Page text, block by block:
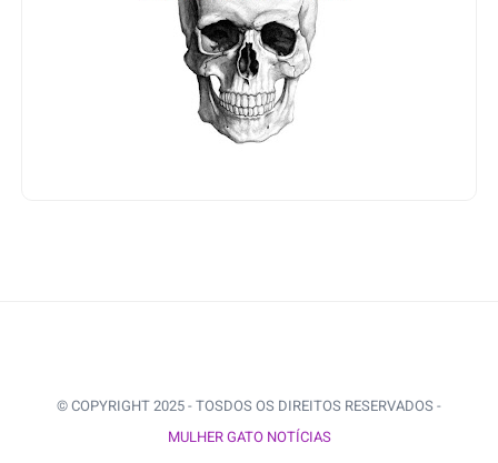
© COPYRIGHT 2025 - TOSDOS OS DIREITOS RESERVADOS -
MULHER GATO NOTÍCIAS